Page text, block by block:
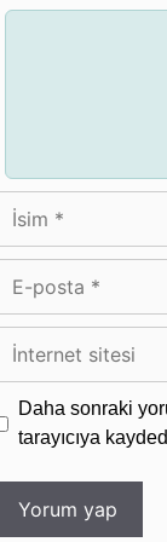
İsim
posta
İnternet
sitesi
Daha sonraki
tarayıcıya